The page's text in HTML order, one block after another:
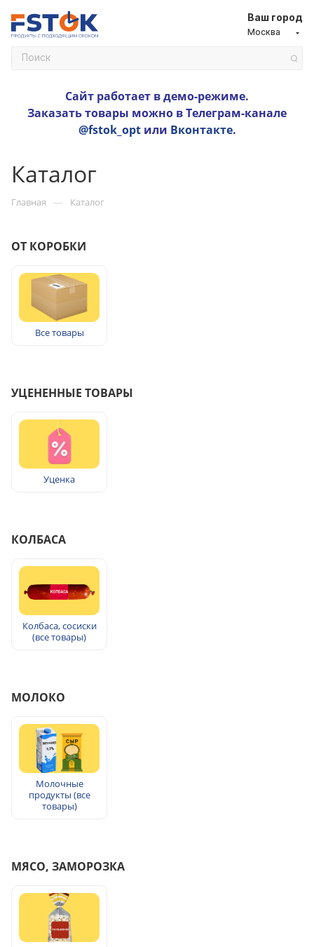
Ваш город
Москва
Сайт работает в демо-режиме.
Заказать товары можно в Телеграм-канале
@fstok_optили Вконтакте.
Каталог
Главная — Каталог
ОТ КОРОБКИ
Все товары
УЦЕНЕННЫЕ ТОВАРЫ
Уценка
КОЛБАСА
Колбаса, сосиски
(все товары)
МОЛОКО
Молочные
продукты (все
товары)
МЯСО, ЗАМОРОЗКА